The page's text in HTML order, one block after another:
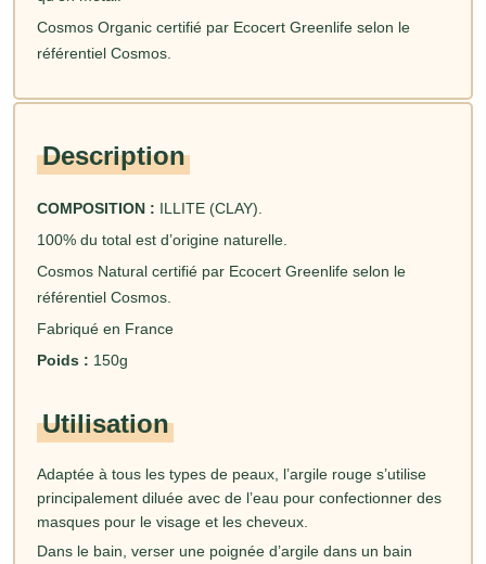
Cosmos Organic certifié par Ecocert Greenlife selon le
référentiel Cosmos.
Description
COMPOSITION : ILLITE (CLAY).
100% du total est d’origine naturelle.
Cosmos Natural certifié par Ecocert Greenlife selon le
référentiel Cosmos.
Fabriqué en France
Poids : 150g
Utilisation
Adaptée à tous les types de peaux, l’argile rouge s’utilise
principalement diluée avec de l’eau pour confectionner des
masques pour le visage et les cheveux.
Dans le bain, verser une poignée d’argile dans un bain